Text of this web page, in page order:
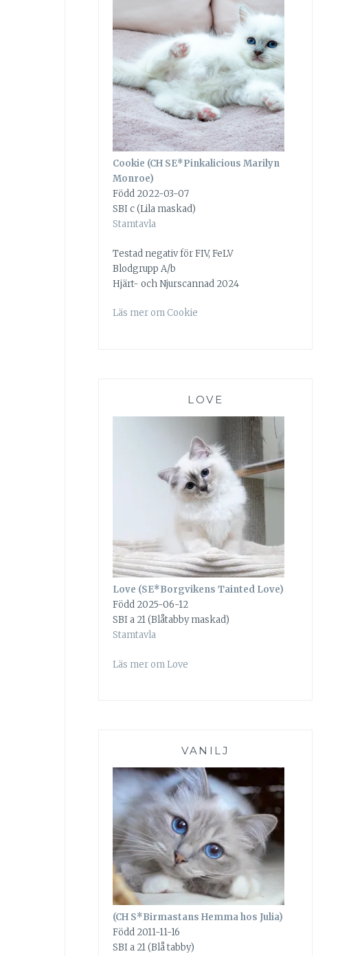
Cookie (CH SE*Pinkalicious Marilyn
Monroe)
Född 2022-03-07
SBI c (Lila maskad)
Stamtavla
Testad negativ för FIV, FeLV
Blodgrupp A/b
Hjärt- och Njurscannad 2024
Läs mer om Cookie
LOVE
Love (SE*Borgvikens Tainted Love)
Född 2025-06-12
SBI a 21 (Blåtabby maskad)
Stamtavla
Läs mer om Love
VANILJ
(CH S*Birmastans Hemma hos Julia)
Född 2011-11-16
SBI a 21 (Blå tabby)